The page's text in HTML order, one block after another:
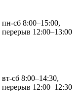
пн-сб 8:00–15:00,
перерыв 12:00–13:00
вт-сб 8:00–14:30,
перерыв 12:00–12:30